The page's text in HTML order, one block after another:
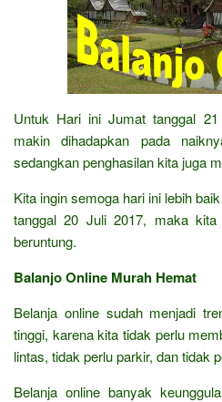
Untuk Hari ini Jumat tanggal
makin dihadapkan pada
sedangkan penghasilan kita juga
Kita ingin semoga hari ini lebih
tanggal 20 Juli 2017, maka
beruntung.
Balanjo Online Murah Hemat
Belanja online sudah menjadi
tinggi, karena kita tidak perlu
lintas, tidak perlu parkir, dan tidak
Belanja online banyak